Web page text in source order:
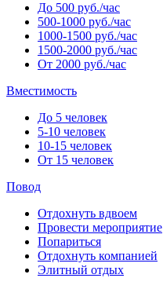
До 500 руб./час
500-1000 руб./час
1000-1500 руб./час
1500-2000 руб./час
От 2000 руб./час
Вместимость
До 5 человек
5-10 человек
10-15 человек
От 15 человек
Повод
Отдохнуть вдвоем
Провести мероприятие
Попариться
Отдохнуть компанией
Элитный отдых